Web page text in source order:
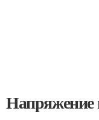
Напряжение